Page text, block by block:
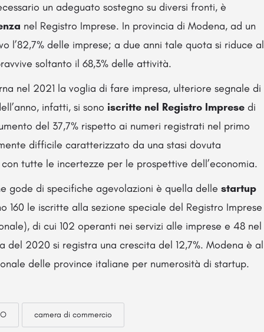
un adeguato sostegno su diversi fronti, è
nel Registro Imprese. In provincia di Modena, ad un
l’82,7% delle imprese; a due anni tale quota si riduce al
soltanto il 68,3% delle attività.
nel 2021 la voglia di fare impresa, ulteriore segnale di
infatti, si sono iscritte nel Registro Imprese di
del 37,7% rispetto ai numeri registrati nel primo
difficile caratterizzato da una stasi dovuta
tutte le incertezze per le prospettive dell’economia.
gode di specifiche agevolazioni è quella delle startup
160 le iscritte alla sezione speciale del Registro Imprese
di cui 102 operanti nei servizi alle imprese e 48 nel
del 2020 si registra una crescita del 12,7%. Modena è al
delle province italiane per numerosità di startup.
camera di commercio